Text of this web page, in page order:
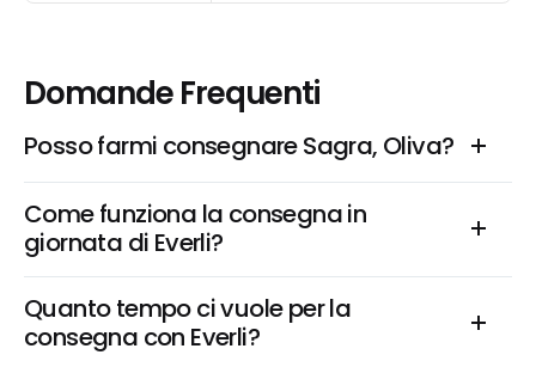
Domande Frequenti
Posso farmi consegnare Sagra, Oliva?
Come funziona la consegna in
giornata di Everli?
Quanto tempo ci vuole per la
consegna con Everli?